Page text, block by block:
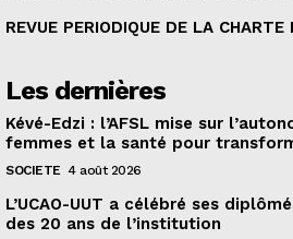
REVUE PERIODIQUE DE LA CHARTE
Les dernières
Kévé-Edzi : l’AFSL mise sur
femmes et la santé pour
SOCIETE 4 août 2026
L’UCAO-UUT a célébré ses
des 20 ans de l’institution